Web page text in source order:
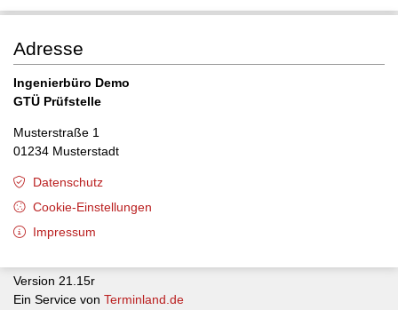
Adresse
Ingenierbüro Demo
GTÜ Prüfstelle
Musterstraße 1
01234 Musterstadt
Datenschutz
Cookie-Einstellungen
Impressum
Version 21.15r
Ein Service von Terminland.de